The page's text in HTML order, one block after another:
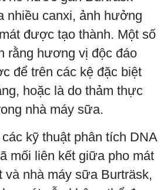
nhiều canxi, ảnh hưởng
được tạo thành. Một số
rằng hương vị độc đáo
để trên các kệ đặc biệt
hoặc là do thảm thực
nhà máy sữa.
kỹ thuật phân tích DNA
mối liên kết giữa pho mát
và nhà máy sữa Burträsk,